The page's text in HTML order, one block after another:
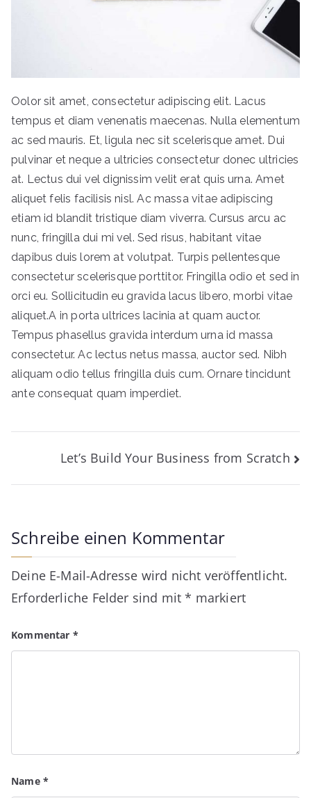
or
Oolor sit amet, consectetur adipiscing elit. Lacus
tempus et diam venenatis maecenas. Nulla elementum
ac sed mauris. Et, ligula nec sit scelerisque amet. Dui
pulvinar et neque a ultricies consectetur donec ultricies
at. Lectus dui vel dignissim velit erat quis urna. Amet
aliquet felis facilisis nisl. Ac massa vitae adipiscing
etiam id blandit tristique diam viverra. Cursus arcu ac
nunc, fringilla dui mi vel. Sed risus, habitant vitae
dapibus duis lorem at volutpat. Turpis pellentesque
consectetur scelerisque porttitor. Fringilla odio et sed in
orci eu. Sollicitudin eu gravida lacus libero, morbi vitae
aliquet.A in porta ultrices lacinia at quam auctor.
Tempus phasellus gravida interdum urna id massa
consectetur. Ac lectus netus massa, auctor sed. Nibh
aliquam odio tellus fringilla duis cum. Ornare tincidunt
ante consequat quam imperdiet.
Beitragsnavigation
Let’s Build Your Business from Scratch
Schreibe einen Kommentar
Deine E-Mail-Adresse wird nicht veröffentlicht.
Erforderliche Felder sind mit* markiert
Kommentar *
Name *